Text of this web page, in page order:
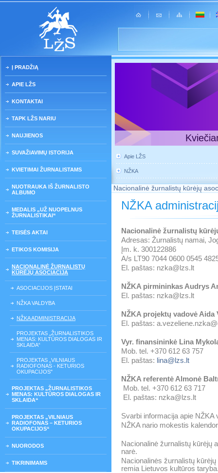
Į PRADŽIĄ
APIE LŽS
KONTAKTAI
TAPK LŽS NARIU
NAUJIENOS
SUVAŽIAVIMŲ ISTORIJA
KVIETIMAI ŽURNALISTAMS
NUOTRAUKA IŠ ŽURNALISTO
ALBUMO
MEDALIS „UŽ NUOPELNUS
ŽURNALISTIKAI“
TEISĖS AKTAI
ETIKOS KOMISIJA
NACIONALINĖ ŽURNALISTŲ
KŪRĖJŲ ASOCIACIJA
ASOCIACIJOS ĮSTATAI
NŽKA VALDYBA
NŽKA ADMINISTRACIJA
PROJEKTAS „ŽURNALISTIKOS
MENAS: KULTŪROS DIALOGAS IR
SKLAIDA“
PROJEKTAS „VILNIAUS
RADIOFONAS - KETURIOS
OKUPACIJOS"
PROJEKTAS „ŽURNALISTIKOS
MENAS: KULTŪROS DIALOGAS IR
SKLAIDA“
PROJEKTAS „VILNIAUS
RADIOFONAS – KETURIOS
OKUPACIJOS“
NUORODOS
TIKRINIMAMS
Apie LŽS
NŽKA
Nacionalinė žurnalistų kūrėjų
NŽKA
Nacionalinė žurnalistų
Adresas: Žurnalistų namai,
Įm. k. 300122886
A/s LT90 7044 0600 0545
El. paštas: nzka@lzs.lt
NŽKA pirmininkas Audrys
El. paštas: nzka@lzs.lt
NŽKA projektų vadovė Aida
El. paštas:
Vyr. finansininkė Lina
Mob. tel. +370 612 63 757
El. paštas: lina@lzs.lt
NŽKA referentė Almonė
Mob. tel. +370 612 63 717
El. paštas: nzka@lzs.lt
Svarbi informacija apie NŽKA
NŽKA nario mokestis
Nacionalinė žurnalistų kūrėjų
narė.
Nacionalinės žurnalistų
remia Lietuvos kultūros